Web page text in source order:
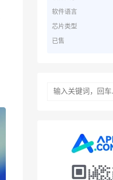
软件语言
芯片类型
已售